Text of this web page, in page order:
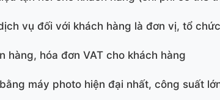
vụ đối với khách hàng là đơn vị, tổ
hàng, hóa đơn VAT cho khách hàng
máy photo hiện đại nhất, công suất